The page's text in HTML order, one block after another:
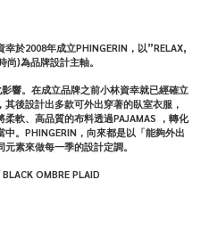
於2008年成立PHINGERIN，以”RELAX,
)為品牌設計主軸。
響。在成立品牌之前小林資幸就已經確立
後設計出多款可外出穿著的臥室衣服，
軟、高品質的布料透過PAJAMAS ，轉化
。PHINGERIN，向來都是以「能夠外出
素來做每一季的設計定調。
OMBRE PLAID